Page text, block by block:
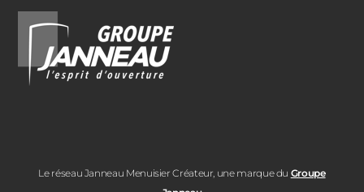
Le réseau Janneau Menuisier Créateur, une marque du Groupe